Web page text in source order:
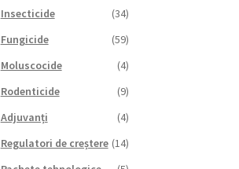
Insecticide
(34)
Fungicide
(59)
Moluscocide
(4)
Rodenticide
(9)
Adjuvanți
(4)
Regulatori de creștere (14)